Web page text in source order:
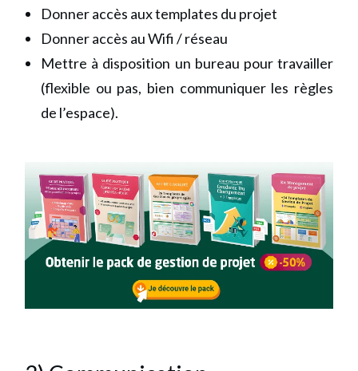
Donner accès aux templates du projet
Donner accès au Wifi / réseau
Mettre à disposition un bureau pour travailler
(flexible ou pas, bien communiquer les règles
de l’espace).